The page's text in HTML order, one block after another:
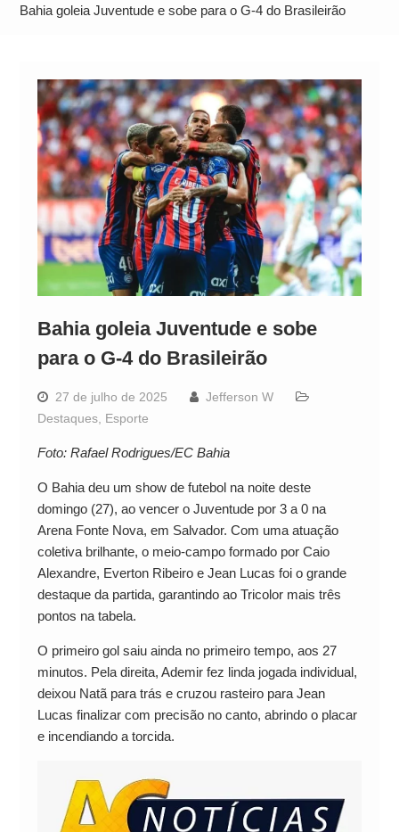
Operação Ágio: Ação policial na Bahia prende 14
Bahia goleia Juventude e sobe para o G‑4 do Brasileirão
Bahia goleia Juventude e sobe
para o G‑4 do Brasileirão
27 de julho de 2025
Jefferson W
Destaques, Esporte
Foto: Rafael Rodrigues/EC Bahia
O Bahia deu um show de futebol na noite deste
domingo (27), ao vencer o Juventude por 3 a 0 na
Arena Fonte Nova, em Salvador. Com uma atuação
coletiva brilhante, o meio‑campo formado por Caio
Alexandre, Everton Ribeiro e Jean Lucas foi o grande
destaque da partida, garantindo ao Tricolor mais três
pontos na tabela.
O primeiro gol saiu ainda no primeiro tempo, aos 27
minutos. Pela direita, Ademir fez linda jogada individual,
deixou Natã para trás e cruzou rasteiro para Jean
Lucas finalizar com precisão no canto, abrindo o placar
e incendiando a torcida.